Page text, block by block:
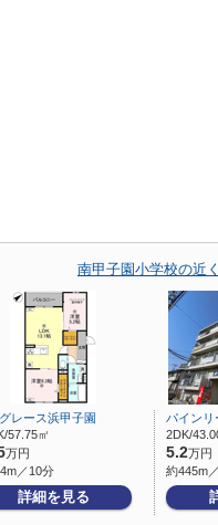
南甲子園小学校の近
レース浜甲子園
57.75㎡
万円
／10分
詳細を見る
パインリ
2DK/
5.2万円
約445m